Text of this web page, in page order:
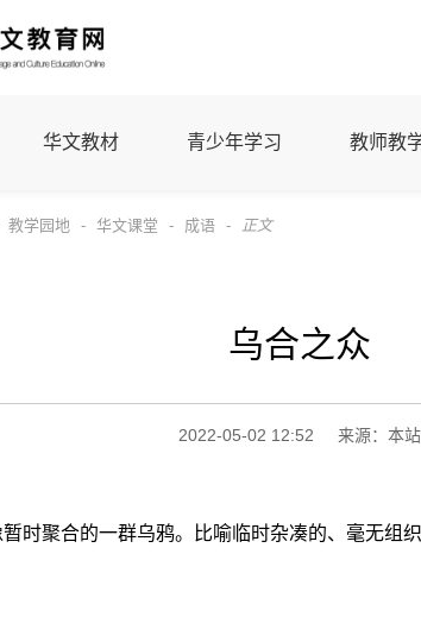
华文教材 青少年学习 教师教
教学园地 - 华文课堂 - 成语 - 正文
乌合之众
2022-05-02 12:52 来源：本站
聚合的一群乌鸦。比喻临时杂凑的、毫无组织